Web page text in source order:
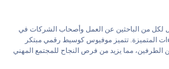
لكل من الباحثين عن العمل وأصحاب الشركات في
المتميزة. تتميز موفيوس كوسيط رقمي مبتكر
الطرفين، مما يزيد من فرص النجاح للمجتمع المهني